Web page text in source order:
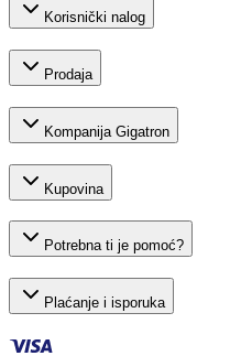
Korisnički nalog
Prodaja
Kompanija Gigatron
Kupovina
Potrebna ti je pomoć?
Plaćanje i isporuka